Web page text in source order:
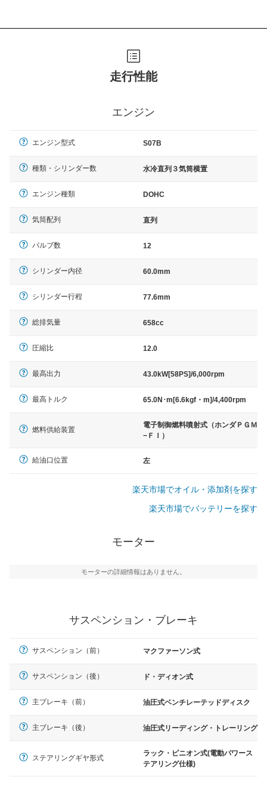
走行性能
エンジン
エンジン型式 S07B
種類・シリンダー数 水冷直列３気筒横置
エンジン種類 DOHC
気筒配列 直列
バルブ数 12
シリンダー内径 60.0mm
シリンダー行程 77.6mm
総排気量 658cc
圧縮比 12.0
最高出力 43.0kW[58PS]/6,000rpm
最高トルク 65.0N･m[6.6kgf・m]/4,400rpm
燃料供給装置
電子制御燃料噴射式（ホンダＰＧＭ
−ＦＩ）
給油口位置 左
楽天市場でオイル・添加剤を探す
楽天市場でバッテリーを探す
モーター
モーターの詳細情報はありません。
サスペンション・ブレーキ
サスペンション（前） マクファーソン式
サスペンション（後） ド・ディオン式
主ブレーキ（前） 油圧式ベンチレーテッドディスク
主ブレーキ（後） 油圧式リーディング・トレーリング
ステアリングギヤ形式
ラック・ピニオン式(電動パワース
テアリング仕様)